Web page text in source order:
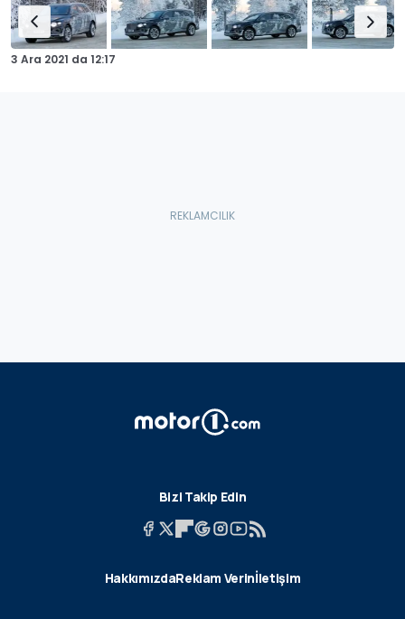
3 Ara 2021 da 12:17
Bizi Takip Edin
HakkımızdaReklam Verinİletişim